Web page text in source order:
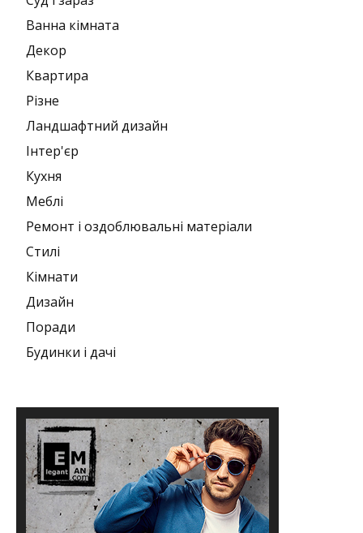
Ванна кімната
Декор
Квартира
Різне
Ландшафтний дизайн
Інтер'єр
Кухня
Меблі
Ремонт і оздоблювальні матеріали
Стилі
Кімнати
Дизайн
Поради
Будинки і дачі